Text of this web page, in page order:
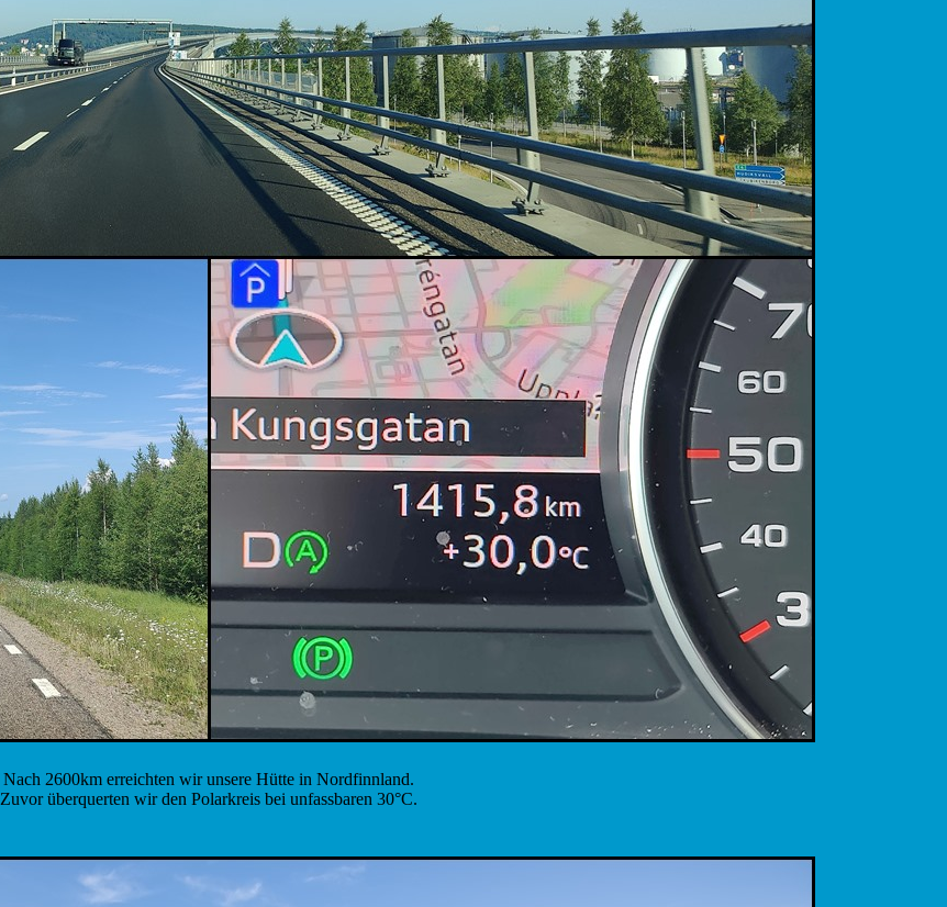
Nach 2600km erreichten wir unsere Hütte in Nordfinnland.
Zuvor überquerten wir den Polarkreis bei unfassbaren 30°C.